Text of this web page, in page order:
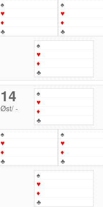
♠
♥
♦
♣
♠
♥
♦
♣
♠
♥
♦
♣
14
Øst/-
♠
♥
♦
♣
♠
♥
♦
♣
♠
♥
♦
♣
♠
♥
♦
♣